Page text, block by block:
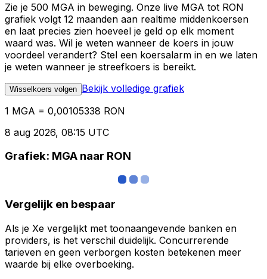
Zie je 500 MGA in beweging. Onze live MGA tot RON
grafiek volgt 12 maanden aan realtime middenkoersen
en laat precies zien hoeveel je geld op elk moment
waard was. Wil je weten wanneer de koers in jouw
voordeel verandert? Stel een koersalarm in en we laten
je weten wanneer je streefkoers is bereikt.
Wisselkoers volgen Bekijk volledige grafiek
1 MGA = 0,00105338 RON
8 aug 2026, 08:15 UTC
Grafiek: MGA naar RON
Vergelijk en bespaar
Als je Xe vergelijkt met toonaangevende banken en
providers, is het verschil duidelijk. Concurrerende
tarieven en geen verborgen kosten betekenen meer
waarde bij elke overboeking.